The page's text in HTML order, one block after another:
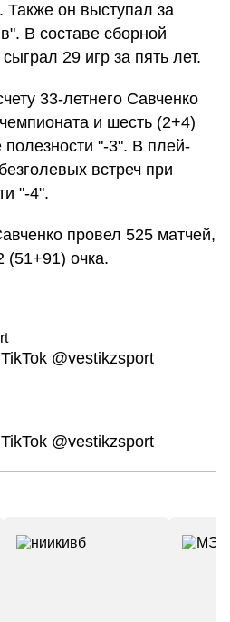
Также он выступал за
В составе сборной
29 игр за пять лет.
33-летнего Савченко
и шесть (2+4)
полезности "-3". В плей-
встреч при
"-4".
провел 525 матчей,
(51+91) очка.
@vestikzsport
@vestikzsport